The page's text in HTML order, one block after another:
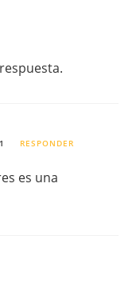
RESPONDER
es una